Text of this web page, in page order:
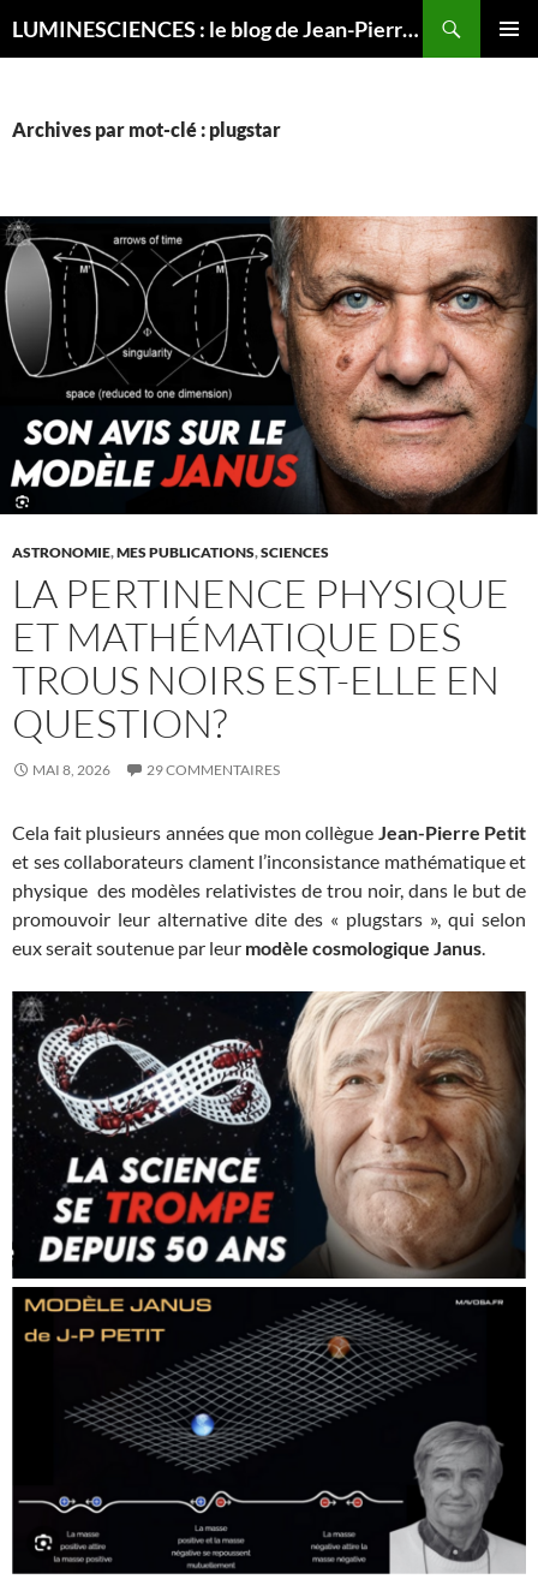
LUMINESCIENCES : le blog de Jean-Pierre LUMINET, astrophysicien
Archives par mot-clé : plugstar
ASTRONOMIE,MES PUBLICATIONS,SCIENCES
LA PERTINENCE PHYSIQUE
ET MATHÉMATIQUE DES
TROUS NOIRS EST-ELLE EN
QUESTION?
MAI 8, 2026 29 COMMENTAIRES
Cela fait plusieurs années que mon collègue Jean-Pierre Petit
et ses collaborateurs clament l’inconsistance mathématique et
physique des modèles relativistes de trou noir, dans le but de
promouvoir leur alternative dite des « plugstars », qui selon
eux serait soutenue par leur modèle cosmologique Janus.